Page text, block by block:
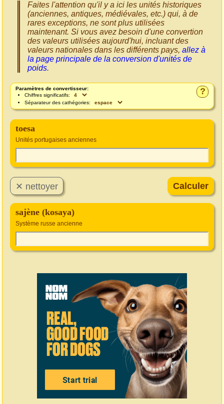
Faites l'attention qu'il y a ici les unités historiques
(anciennes, antiques, médiévales, etc.) qui, à de
rares exceptions, ne sont plus utilisées
maintenant. Si vous avez besoin d'une convertion
des valeurs utilisées aujourd'hui, incluant des
valeurs nationales dans les différents pays, allez à
la page principale de la conversion d'unités de
poids.
?
Paramètres de convertisseur:
Chiffres significatifs:
Séparateur des cathégories:
toesa
Unités portugaises anciennes
sajène (kosaya)
Système russe ancienne